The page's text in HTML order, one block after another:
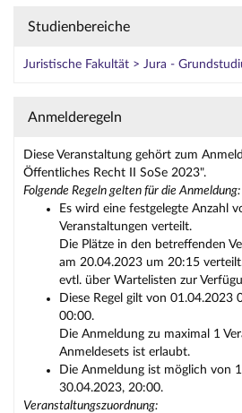
Studienbereiche
Juristische Fakultät > Jura -
Anmelderegeln
Diese Veranstaltung gehört zum
Öffentliches Recht II SoSe 2023".
Folgende Regeln gelten für die Anmeldung:
Es wird eine festgelegte Anzahl
Veranstaltungen verteilt.
Die Plätze in den betreffenden
am 20.04.2023 um 20:15
evtl. über Wartelisten zur
Diese Regel gilt von 01.04.2023
00:00.
Die Anmeldung zu maximal 1
Anmeldesets ist erlaubt.
Die Anmeldung ist möglich von
30.04.2023, 20:00.
Veranstaltungszuordnung: